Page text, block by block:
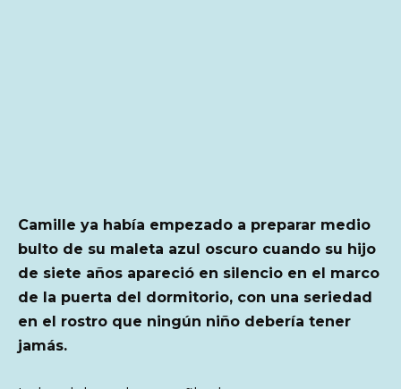
Camille ya había empezado a preparar medio
bulto de su maleta azul oscuro cuando su hijo
de siete años apareció en silencio en el marco
de la puerta del dormitorio, con una seriedad
en el rostro que ningún niño debería tener
jamás.